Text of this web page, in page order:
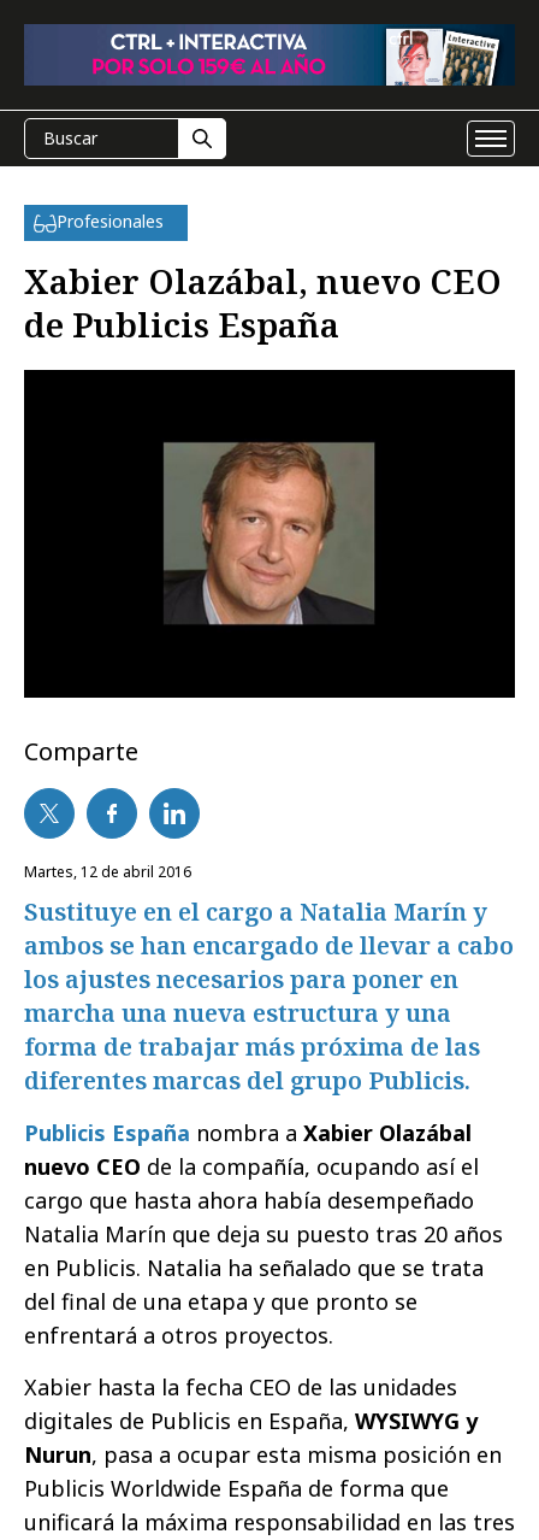
Profesionales
Xabier Olazábal, nuevo CEO
de Publicis España
Comparte
martes, 12 de abril 2016
Sustituye en el cargo a Natalia Marín y
ambos se han encargado de llevar a cabo
los ajustes necesarios para poner en
marcha una nueva estructura y una
forma de trabajar más próxima de las
diferentes marcas del grupo Publicis.
Publicis España nombra a Xabier Olazábal
nuevo CEO de la compañía, ocupando así el
cargo que hasta ahora había desempeñado
Natalia Marín que deja su puesto tras 20 años
en Publicis. Natalia ha señalado que se trata
del final de una etapa y que pronto se
enfrentará a otros proyectos.
Xabier hasta la fecha CEO de las unidades
digitales de Publicis en España, WYSIWYG y
Nurun, pasa a ocupar esta misma posición en
Publicis Worldwide España de forma que
unificará la máxima responsabilidad en las tres